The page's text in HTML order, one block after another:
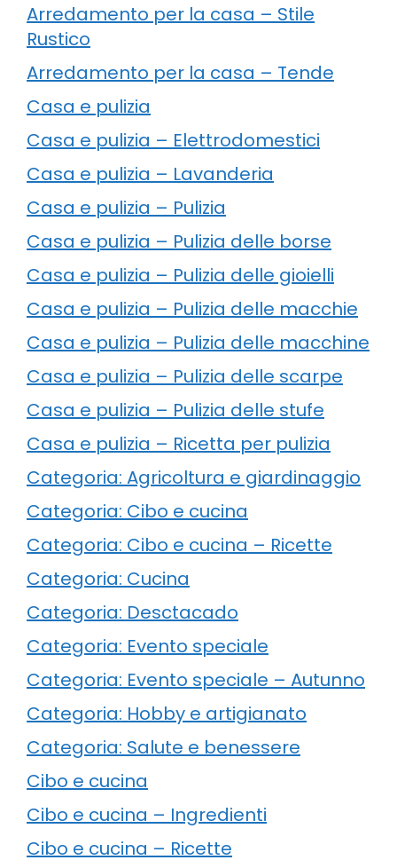
Arredamento per la casa – Stile
Rustico
Arredamento per la casa – Tende
Casa e pulizia
Casa e pulizia – Elettrodomestici
Casa e pulizia – Lavanderia
Casa e pulizia – Pulizia
Casa e pulizia – Pulizia delle borse
Casa e pulizia – Pulizia delle gioielli
Casa e pulizia – Pulizia delle macchie
Casa e pulizia – Pulizia delle macchine
Casa e pulizia – Pulizia delle scarpe
Casa e pulizia – Pulizia delle stufe
Casa e pulizia – Ricetta per pulizia
Categoria: Agricoltura e giardinaggio
Categoria: Cibo e cucina
Categoria: Cibo e cucina – Ricette
Categoria: Cucina
Categoria: Desctacado
Categoria: Evento speciale
Categoria: Evento speciale – Autunno
Categoria: Hobby e artigianato
Categoria: Salute e benessere
Cibo e cucina
Cibo e cucina – Ingredienti
Cibo e cucina – Ricette